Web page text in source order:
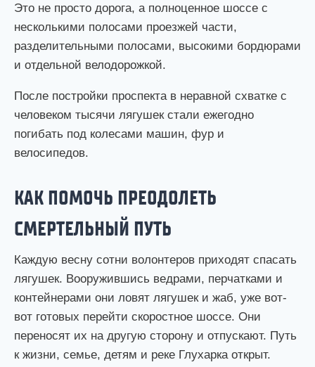
Это не просто дорога, а полноценное шоссе с
несколькими полосами проезжей части,
разделительными полосами, высокими бордюрами
и отдельной велодорожкой.
После постройки проспекта в неравной схватке с
человеком тысячи лягушек стали ежегодно
погибать под колесами машин, фур и
велосипедов.
КАК ПОМОЧЬ ПРЕОДОЛЕТЬ
СМЕРТЕЛЬНЫЙ ПУТЬ
Каждую весну сотни волонтеров приходят спасать
лягушек. Вооружившись ведрами, перчатками и
контейнерами они ловят лягушек и жаб, уже вот-
вот готовых перейти скоростное шоссе. Они
переносят их на другую сторону и отпускают. Путь
к жизни, семье, детям и реке Глухарка открыт.